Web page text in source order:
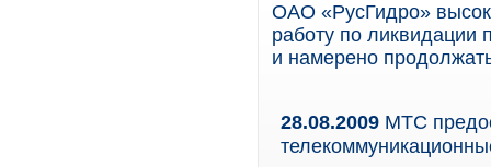
ОАО «РусГидро»
работу по
и намерено
28.08.2009 МТС